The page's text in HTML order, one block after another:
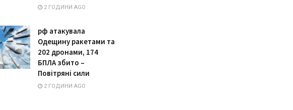
2 ГОДИНИ AGO
рф атакувала
Одещину ракетами та
202 дронами, 174
БПЛА збито –
Повітряні сили
2 ГОДИНИ AGO